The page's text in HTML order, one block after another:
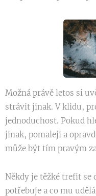
Možná právě letos si
strávit jinak. V klidu,
jednoduchost. Pokud
jinak, pomaleji a
může být tím pravým
Někdy je těžké trefit se
potřebuje a co mu